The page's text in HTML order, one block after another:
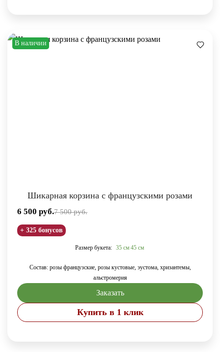
В наличии
Шикарная корзина с французскими розами
6 500 руб.7 500 руб.
+ 325 бонусов
Размер букета: 35 см 45 см
Состав: розы французские, розы кустовые, эустома, хризантемы,
альстромерия
Заказать
Купить в 1 клик